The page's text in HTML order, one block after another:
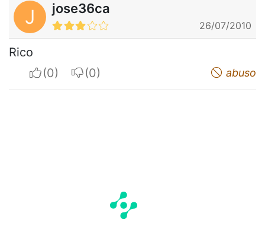
J jose36ca
26/07/2010
Rico
I apreciateI do not appreciate abuso